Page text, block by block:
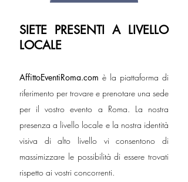
SIETE PRESENTI A LIVELLO
LOCALE
AffittoEventiRoma.com è la piattaforma di
riferimento per trovare e prenotare una sede
per il vostro evento a Roma. La nostra
presenza a livello locale e la nostra identità
visiva di alto livello vi consentono di
massimizzare le possibilità di essere trovati
rispetto ai vostri concorrenti.